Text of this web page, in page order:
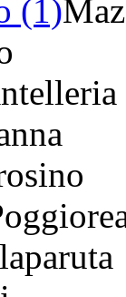
(1)